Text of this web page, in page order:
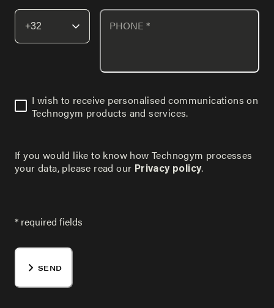
PHONE *
I wish to receive personalised communications on
Technogym products and services.
If you would like to know how Technogym processes
your data, please read our Privacy policy.
* required fields
SEND